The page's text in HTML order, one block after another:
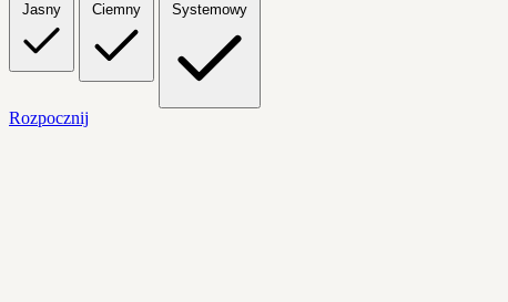
Jasny Ciemny Systemowy
Rozpocznij